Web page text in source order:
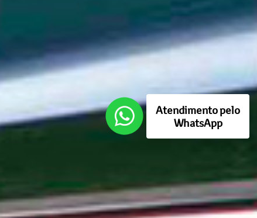
Atendimento pelo
WhatsApp